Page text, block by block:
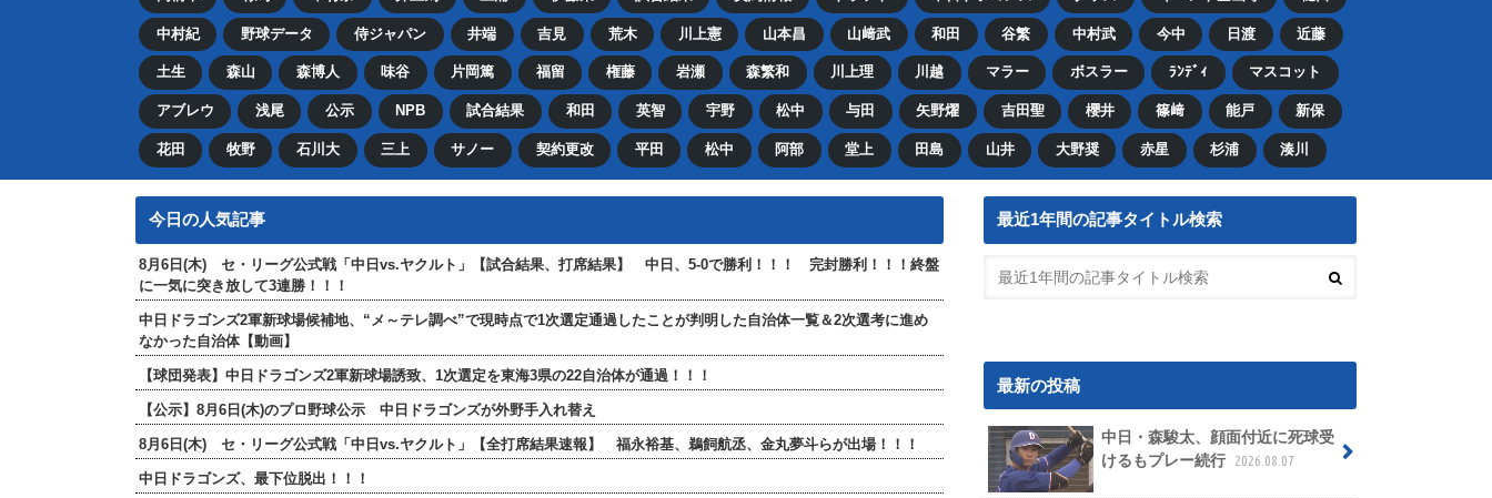
中村紀 野球データ 侍ジャパン 井端 吉見 荒木 川上憲 山本昌 山﨑武 和田 谷繁 中村武 今中 日渡 近藤
土生 森山 森博人 味谷 片岡篤 福留 権藤 岩瀬 森繁和 川上理 川越 マラー ボスラー ﾗﾝﾃﾞｨ マスコット
アブレウ 浅尾 公示 NPB 試合結果 和田 英智 宇野 松中 与田 矢野燿 吉田聖 櫻井 篠﨑 能戸 新保
花田 牧野 石川大 三上 サノー 契約更改 平田 松中 阿部 堂上 田島 山井 大野奨 赤星 杉浦 湊川
今日の人気記事
8月6日(木) セ・リーグ公式戦「中日vs.ヤクルト」【試合結果、打席結果】 中日、5-0で勝利！！！ 完封勝利！！！終盤
に一気に突き放して3連勝！！！
中日ドラゴンズ2軍新球場候補地、“メ～テレ調べ”で現時点で1次選定通過したことが判明した自治体一覧＆2次選考に進め
なかった自治体【動画】
【球団発表】中日ドラゴンズ2軍新球場誘致、1次選定を東海3県の22自治体が通過！！！
【公示】8月6日(木)のプロ野球公示 中日ドラゴンズが外野手入れ替え
8月6日(木) セ・リーグ公式戦「中日vs.ヤクルト」【全打席結果速報】 福永裕基、鵜飼航丞、金丸夢斗らが出場！！！
中日ドラゴンズ、最下位脱出！！！
最近1年間の記事タイトル検索
最新の投稿
中日・森駿太、顔面付近に死球受
けるもプレー続行 2026.08.07